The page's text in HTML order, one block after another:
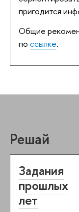
пригодится
Общие
по ссылке.
Решай
Задания
прошлых
лет